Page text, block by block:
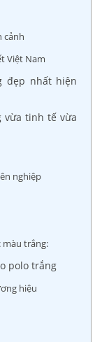
cảnh
Việt Nam
đẹp nhất hiện
vừa tinh tế vừa
nghiệp
màu trắng:
polo trắng
hiệu